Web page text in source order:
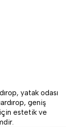
yatak odası
geniş
için estetik ve